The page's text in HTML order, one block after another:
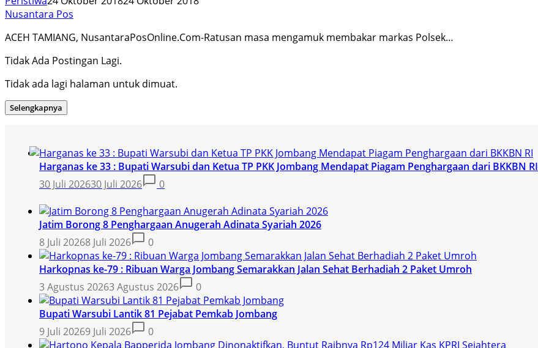
Nusantara Pos
ACEH TAMIANG, NusantaraPosOnline.Com-Ratusan masa mengamuk membakar markas Polsek…
Tidak Ada Postingan Lagi.
Tidak ada lagi halaman untuk dimuat.
Selengkapnya
Harganas ke 33 : Bupati Warsubi dan Ketua TP PKK Jombang Mendapat Piagam Penghargaan dari BKKBN RI
30 Juli 202630 Juli 2026 0
Jatim Borong 8 Penghargaan Anugerah Adinata Syariah 2026
8 Juli 20268 Juli 2026
0
Harkopnas ke-79 : Ribuan Warga Jombang Semarakkan Jalan Sehat Berhadiah 2 Paket Umroh
3 Agustus 20263 Agustus 2026
0
Bupati Warsubi Lantik 81 Pejabat Pemkab Jombang
9 Juli 20269 Juli 2026
0